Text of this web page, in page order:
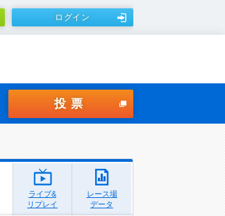
ログイン
投票
ライブ&
リプレイ
レース場
データ